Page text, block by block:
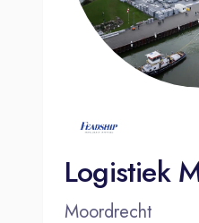
Moordrecht